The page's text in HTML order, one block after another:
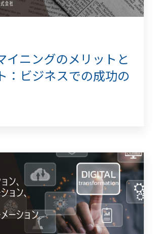
イニングのメリットと
：ビジネスでの成功の